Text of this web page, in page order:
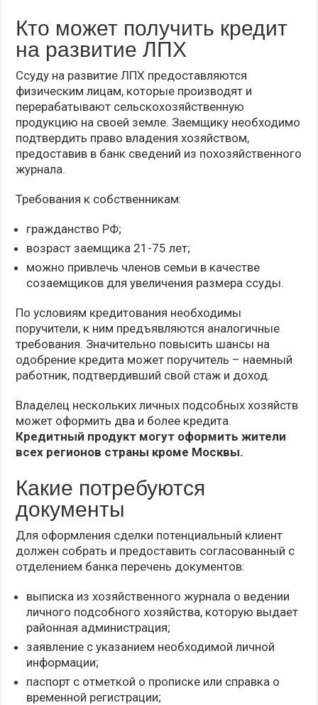
Кто может получить кредит
на развитие ЛПХ
Ссуду на развитие ЛПХ предоставляются
физическим лицам, которые производят и
перерабатывают сельскохозяйственную
продукцию на своей земле. Заемщику необходимо
подтвердить право владения хозяйством,
предоставив в банк сведений из похозяйственного
журнала.
Требования к собственникам:
гражданство РФ;
возраст заемщика 21-75 лет;
можно привлечь членов семьи в качестве
созаемщиков для увеличения размера ссуды.
По условиям кредитования необходимы
поручители, к ним предъявляются аналогичные
требования. Значительно повысить шансы на
одобрение кредита может поручитель – наемный
работник, подтвердивший свой стаж и доход.
Владелец нескольких личных подсобных хозяйств
может оформить два и более кредита.
Кредитный продукт могут оформить жители
всех регионов страны кроме Москвы.
Какие потребуются
документы
Для оформления сделки потенциальный клиент
должен собрать и предоставить согласованный с
отделением банка перечень документов:
выписка из хозяйственного журнала о ведении
личного подсобного хозяйства, которую выдает
районная администрация;
заявление с указанием необходимой личной
информации;
паспорт с отметкой о прописке или справка о
временной регистрации;